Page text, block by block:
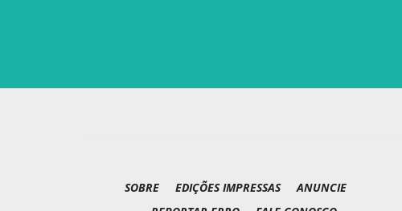
SOBRE EDIÇÕES IMPRESSAS
ANUNCIE